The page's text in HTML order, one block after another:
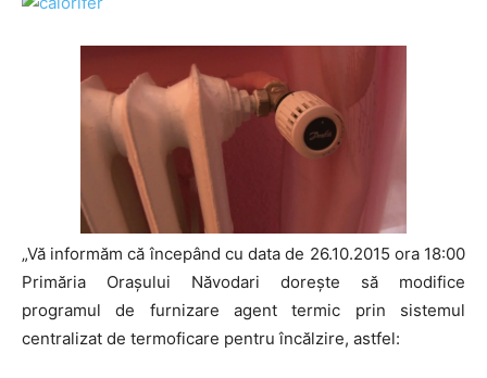
„Vă informăm că începând cu data de 26.10.2015 ora 18:00
Primăria Oraşului Năvodari doreşte să modifice
programul de furnizare agent termic prin sistemul
centralizat de termoficare pentru încălzire, astfel: